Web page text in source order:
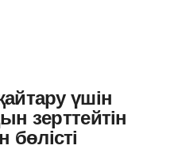
үшін
зерттейтін